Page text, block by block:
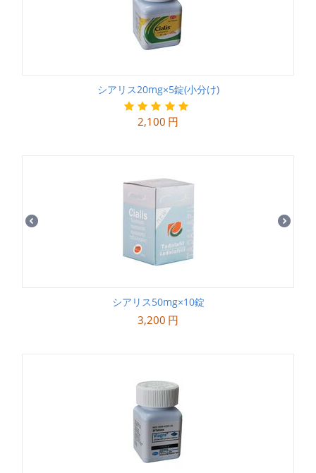
シアリス20mg×5錠(小分け)
2,100 円
シアリス50mg×10錠
3,200 円